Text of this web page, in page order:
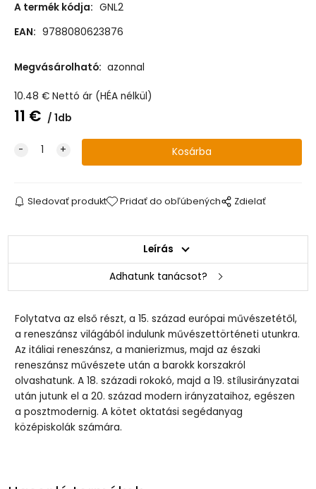
A termék kódja: GNL2
EAN: 9788080623876
Megvásárolható: azonnal
10.48 € Nettó ár (HÉA nélkül)
11 € 1db
Sledovať produkt Pridať do obľúbených Zdielať
Leírás
Adhatunk tanácsot?
Folytatva az első részt, a 15. század európai művészetétől,
a reneszánsz világából indulunk művészettörténeti utunkra.
Az itáliai reneszánsz, a manierizmus, majd az északi
reneszánsz művészete után a barokk korszakról
olvashatunk. A 18. századi rokokó, majd a 19. stílusirányzatai
után jutunk el a 20. század modern irányzataihoz, egészen
a posztmodernig. A kötet oktatási segédanyag
középiskolák számára.